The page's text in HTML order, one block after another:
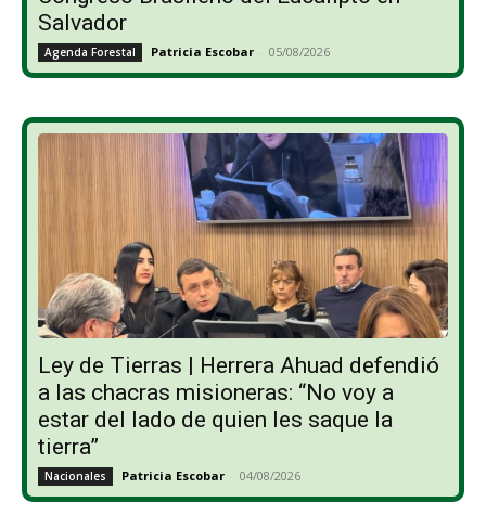
Salvador
Agenda Forestal Patricia Escobar - 05/08/2026
Ley de Tierras | Herrera Ahuad defendió
a las chacras misioneras: “No voy a
estar del lado de quien les saque la
tierra”
Nacionales Patricia Escobar - 04/08/2026